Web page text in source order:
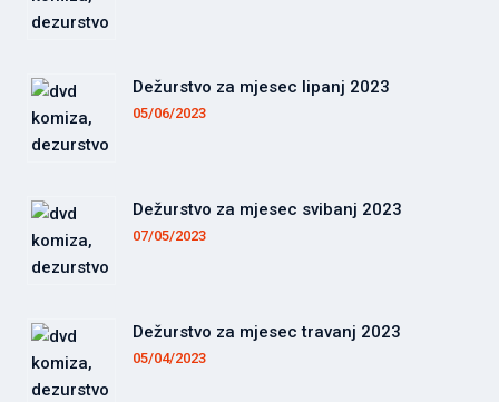
Dežurstvo za mjesec lipanj 2023
05/06/2023
Dežurstvo za mjesec svibanj 2023
07/05/2023
Dežurstvo za mjesec travanj 2023
05/04/2023